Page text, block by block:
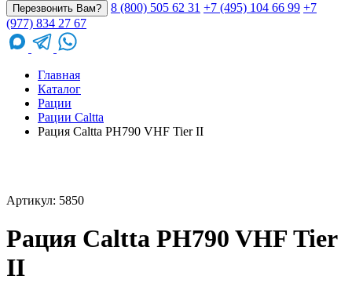
Перезвонить Вам? 8 (800) 505 62 31 +7 (495) 104 66 99 +7
(977) 834 27 67
Главная
Каталог
Рации
Рации Caltta
Рация Caltta PH790 VHF Tier II
Артикул: 5850
Рация Caltta PH790 VHF Tier
II